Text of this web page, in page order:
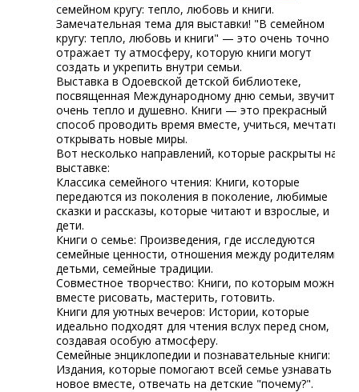
семейном кругу: тепло, любовь и книги.
Замечательная тема для выставки! "В семейном
кругу: тепло, любовь и книги" — это очень точно
отражает ту атмосферу, которую книги могут
создать и укрепить внутри семьи.
Выставка в Одоевской детской библиотеке,
посвященная Международному дню семьи, звучит
очень тепло и душевно. Книги — это прекрасный
способ проводить время вместе, учиться, мечтать и
открывать новые миры.
Вот несколько направлений, которые раскрыты на
выставке:
Классика семейного чтения: Книги, которые
передаются из поколения в поколение, любимые
сказки и рассказы, которые читают и взрослые, и
дети.
Книги о семье: Произведения, где исследуются
семейные ценности, отношения между родителями и
детьми, семейные традиции.
Совместное творчество: Книги, по которым можно
вместе рисовать, мастерить, готовить.
Книги для уютных вечеров: Истории, которые
идеально подходят для чтения вслух перед сном,
создавая особую атмосферу.
Семейные энциклопедии и познавательные книги:
Издания, которые помогают всей семье узнавать
новое вместе, отвечать на детские "почему?".